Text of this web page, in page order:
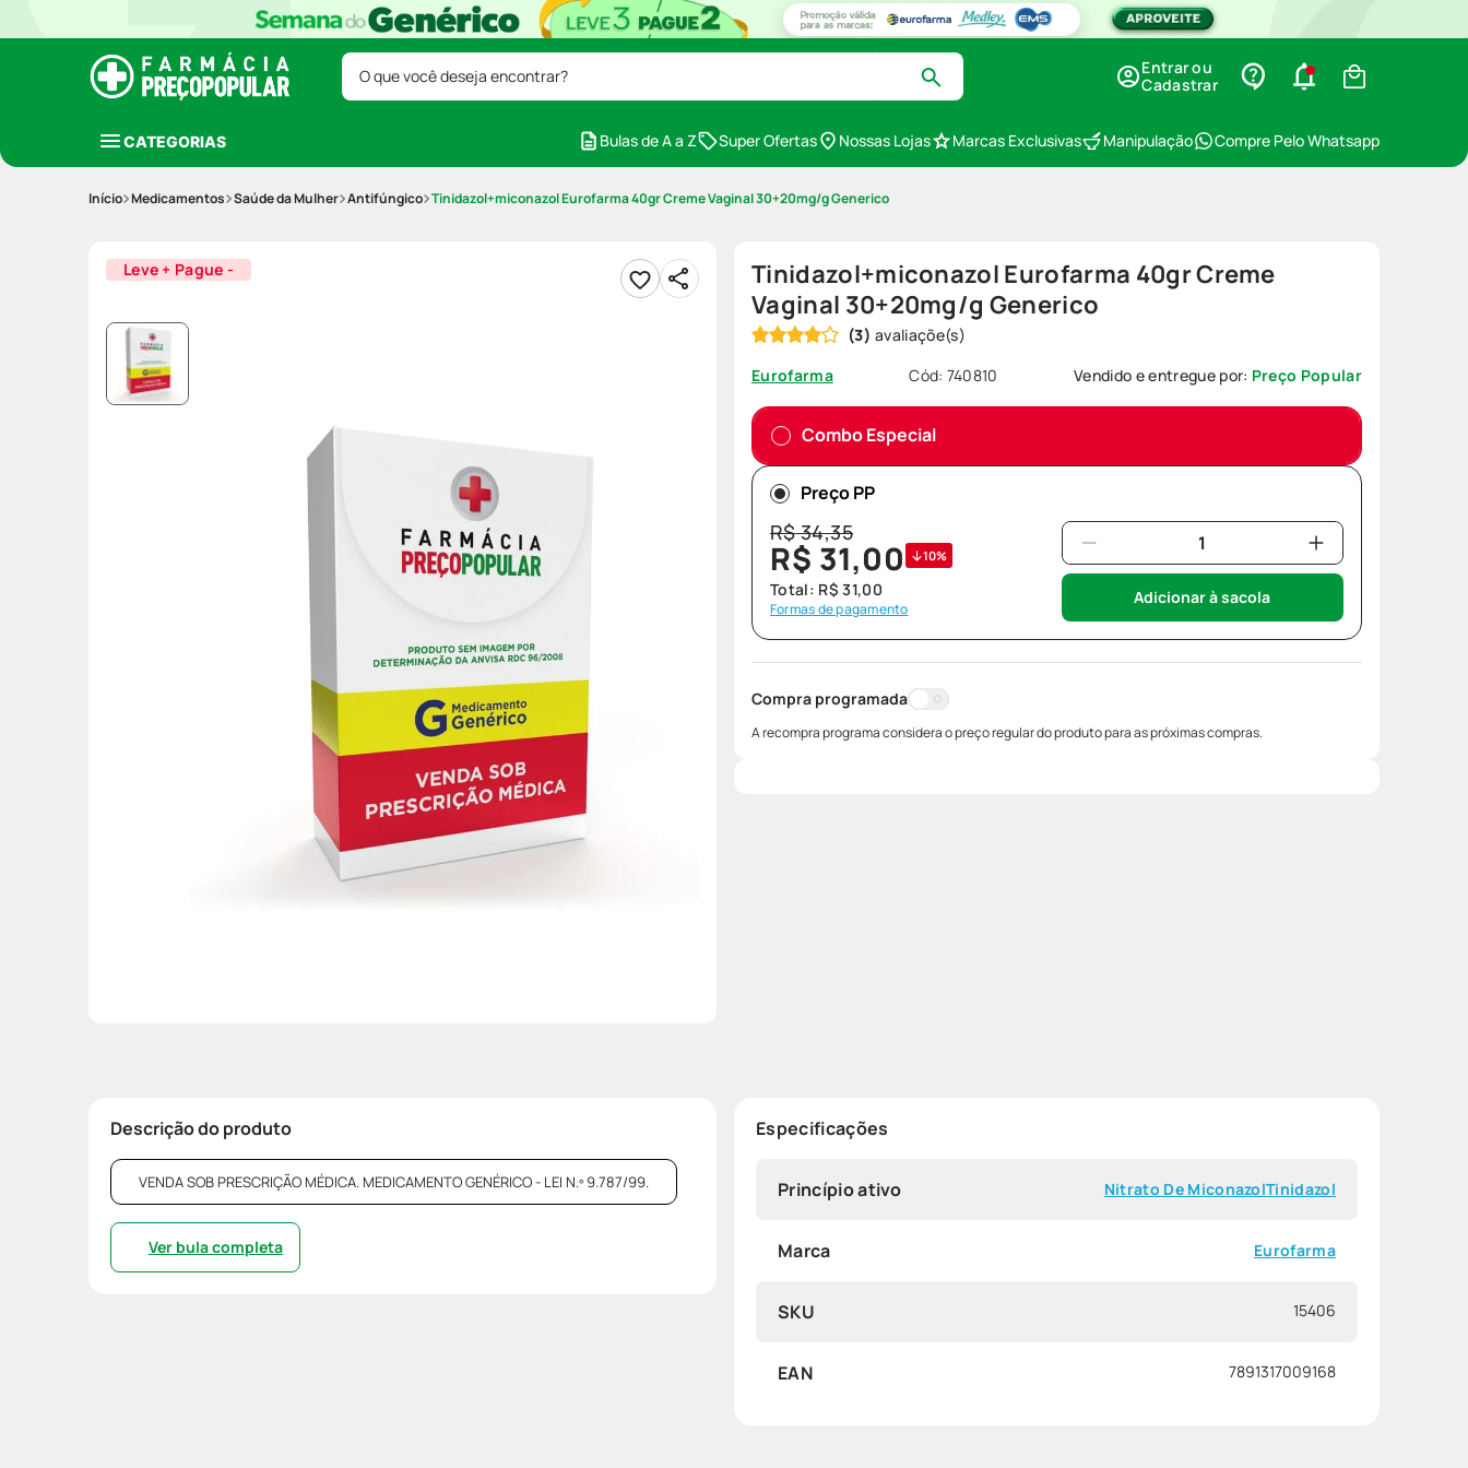
O que você deseja encontrar?
Entrar ou
Cadastrar
CATEGORIAS Bulas de A a Z Super Ofertas Nossas Lojas Marcas Exclusivas Manipulação Compre Pelo Whatsapp
Medicamentos Saúde da Mulher Antifúngico Tinidazol+miconazol Eurofarma 40gr Creme Vaginal 30+20mg/g Generico
Leve + Pague -
Tinidazol+miconazol Eurofarma 40gr Creme
Vaginal 30+20mg/g Generico
(3)
Eurofarma
Cód: 740810 Vendido e entregue por: Preço Popular
Combo Especial
Preço PP
R$34,35
R$ 31,00 10%
Total: R$ 31,00
Formas de pagamento
Adicionar à sacola
Compra programada
A recompra programa considera o preço regular do produto para as próximas compras.
Descrição do produto
VENDA SOB PRESCRIÇÃO MÉDICA. MEDICAMENTO GENÉRICO - LEI N.º 9.787/99.
Ver bula completa
Especificações
Princípio ativo Nitrato De MiconazolTinidazol
Marca Eurofarma
SKU 15406
EAN 7891317009168